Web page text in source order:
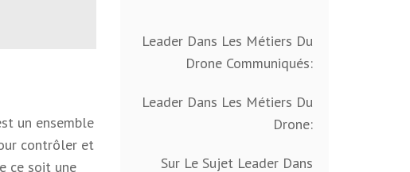
un ensemble
contrôler et
ce soit une
Leader Dans Les Métiers Du
Drone Communiqués:
Leader Dans Les Métiers Du
Drone:
Sur Le Sujet Leader Dans